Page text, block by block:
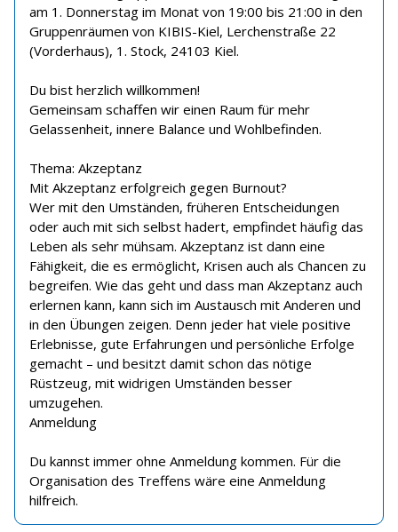
am 1. Donnerstag im Monat von 19:00 bis 21:00 in den
Gruppenräumen von KIBIS-Kiel, Lerchenstraße 22
(Vorderhaus), 1. Stock, 24103 Kiel.
Du bist herzlich willkommen!
Gemeinsam schaffen wir einen Raum für mehr
Gelassenheit, innere Balance und Wohlbefinden.
Thema: Akzeptanz
Mit Akzeptanz erfolgreich gegen Burnout?
Wer mit den Umständen, früheren Entscheidungen
oder auch mit sich selbst hadert, empfindet häufig das
Leben als sehr mühsam. Akzeptanz ist dann eine
Fähigkeit, die es ermöglicht, Krisen auch als Chancen zu
begreifen. Wie das geht und dass man Akzeptanz auch
erlernen kann, kann sich im Austausch mit Anderen und
in den Übungen zeigen. Denn jeder hat viele positive
Erlebnisse, gute Erfahrungen und persönliche Erfolge
gemacht – und besitzt damit schon das nötige
Rüstzeug, mit widrigen Umständen besser
umzugehen.
Anmeldung
Du kannst immer ohne Anmeldung kommen. Für die
Organisation des Treffens wäre eine Anmeldung
hilfreich.